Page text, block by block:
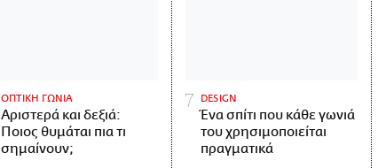
ΟΠΤΙΚΗ ΓΩΝΙΑ
Αριστερά και δεξιά:
Ποιος θυμάται πια τι
σημαίνουν;
DESIGN
Ένα σπίτι που κάθε γωνιά
του χρησιμοποιείται
πραγματικά